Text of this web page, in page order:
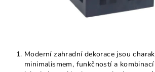
Moderní zahradní dekorace jsou
minimalismem, funkčností a